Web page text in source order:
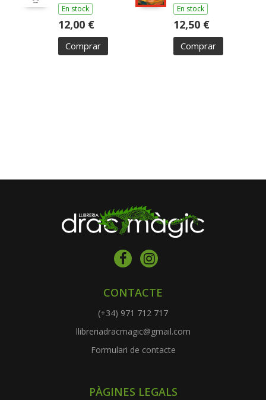
En stock
12,00 €
Comprar
En stock
12,50 €
Comprar
CONTACTE
(+34) 971 712 717
llibreriadracmagic@gmail.com
Formulari de contacte
PÀGINES LEGALS